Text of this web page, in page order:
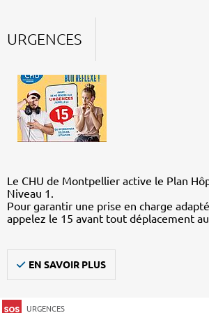
URGENCES
Le CHU de Montpellier active le Plan
Niveau 1.
Pour garantir une prise en charge
appelez le 15 avant tout déplacement
EN SAVOIR PLUS
URGENCES